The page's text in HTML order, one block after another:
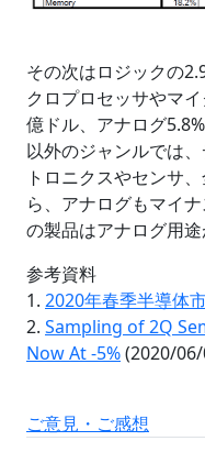
その次はロジックの
クロプロセッサやマ
億ドル、アナログ
以外のジャンルでは
トロニクスやセンサ
ら、アナログもマイ
の製品はアナログ用途
参考資料
1. 2020年春季半導体
2. Sampling of 2Q
Now At -5%(2020/
ご意見・ご感想